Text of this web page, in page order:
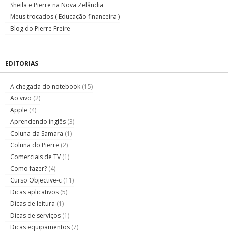
Sheila e Pierre na Nova Zelândia
Meus trocados ( Educação financeira )
Blog do Pierre Freire
EDITORIAS
A chegada do notebook (15)
Ao vivo (2)
Apple (4)
Aprendendo inglês (3)
Coluna da Samara (1)
Coluna do Pierre (2)
Comerciais de TV (1)
Como fazer? (4)
Curso Objective-c (11)
Dicas aplicativos (5)
Dicas de leitura (1)
Dicas de serviços (1)
Dicas equipamentos (7)